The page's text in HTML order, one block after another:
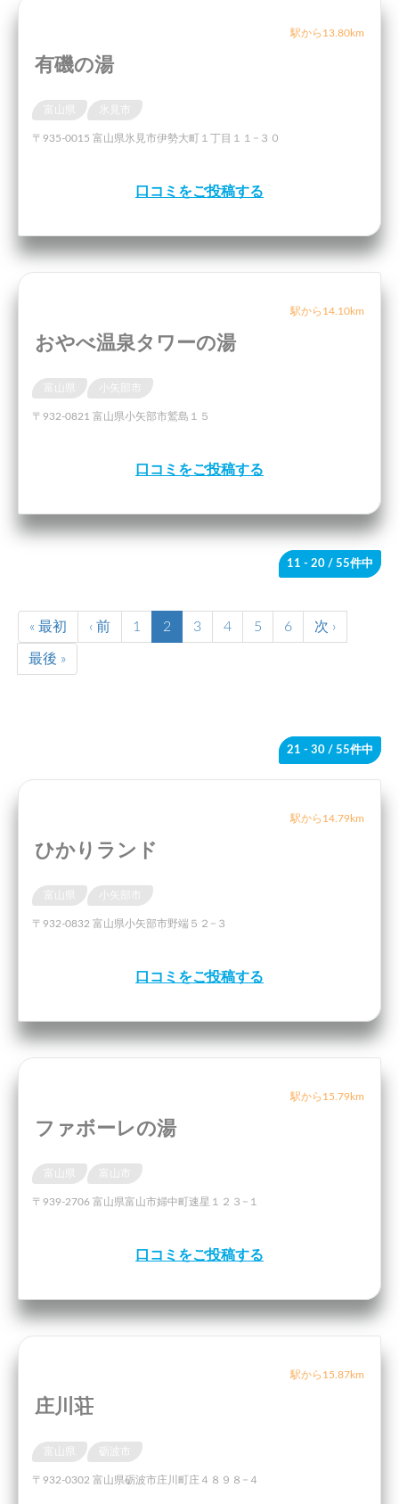
駅から13.80km
有磯の湯
〒935-0015 富山県氷見市伊勢大町１丁目１１−３０
口コミをご投稿する
駅から14.10km
おやべ温泉タワーの湯
小矢部市
〒932-0821 富山県小矢部市鷲島１５
口コミをご投稿する
11 - 20 / 55件中
« 最初 ‹ 前 1 2 3 4 5 6 次 ›
最後 »
21 - 30 / 55件中
駅から14.79km
ひかりランド
小矢部市
〒932-0832 富山県小矢部市野端５２−３
口コミをご投稿する
駅から15.79km
ファボーレの湯
〒939-2706 富山県富山市婦中町速星１２３−１
口コミをご投稿する
駅から15.87km
庄川荘
砺波市
〒932-0302 富山県砺波市庄川町庄４８９８−４